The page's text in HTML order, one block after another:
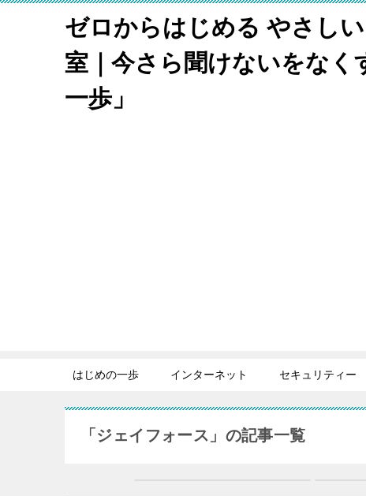
ゼロからはじめる やさし
室｜今さら聞けないをなく
一歩」
はじめの一歩 インターネット セキュリティー
「ジェイフォース」の記事一覧